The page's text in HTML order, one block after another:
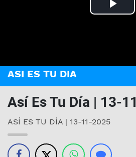
Play
ASI ES TU DIA
Así Es Tu Día | 13-11
ASÍ ES TU DÍA | 13-11-2025